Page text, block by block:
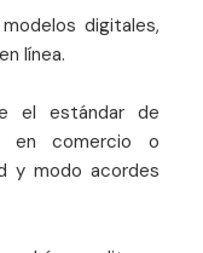
digitales,
línea.
el estándar de
en comercio o
y modo acordes